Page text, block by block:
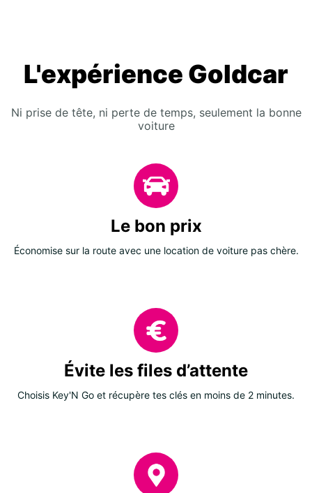
L'expérience Goldcar
Ni prise de tête, ni perte de temps, seulement la bonne
voiture
Le bon prix
Économise sur la route avec une location de voiture pas chère.
Évite les files d’attente
Choisis Key'N Go et récupère tes clés en moins de 2 minutes.